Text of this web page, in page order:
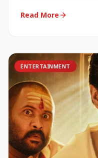
Read More
ENTERTAINMENT